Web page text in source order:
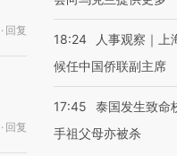
· 回复
· 回复
18:24
人事观察｜
候任中国侨联副主席
17:45
泰国发生致命
手祖父母亦被杀